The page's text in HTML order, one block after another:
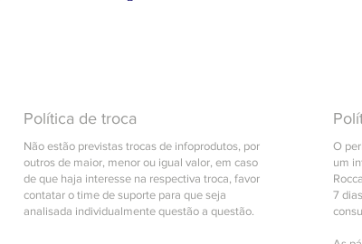
-
-
-
-
Política de troca
Não estão previstas trocas de infoprodutos, por
outros de maior, menor ou igual valor, em caso
de que haja interesse na respectiva troca, favor
contatar o time de suporte para que seja
analisada individualmente questão a questão.
O
um
7